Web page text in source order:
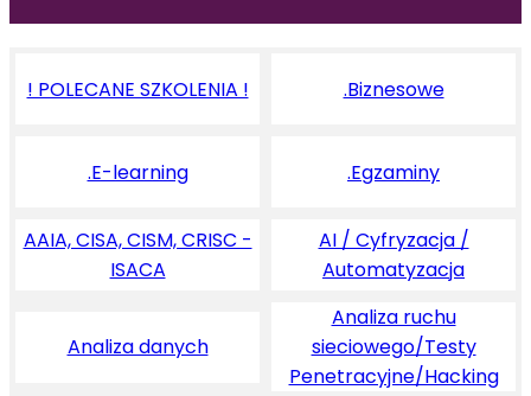
! POLECANE SZKOLENIA ! .Biznesowe
.E-learning .Egzaminy
AAIA, CISA, CISM, CRISC -
ISACA
AI / Cyfryzacja /
Automatyzacja
Analiza danych
Analiza ruchu
sieciowego/Testy
Penetracyjne/Hacking